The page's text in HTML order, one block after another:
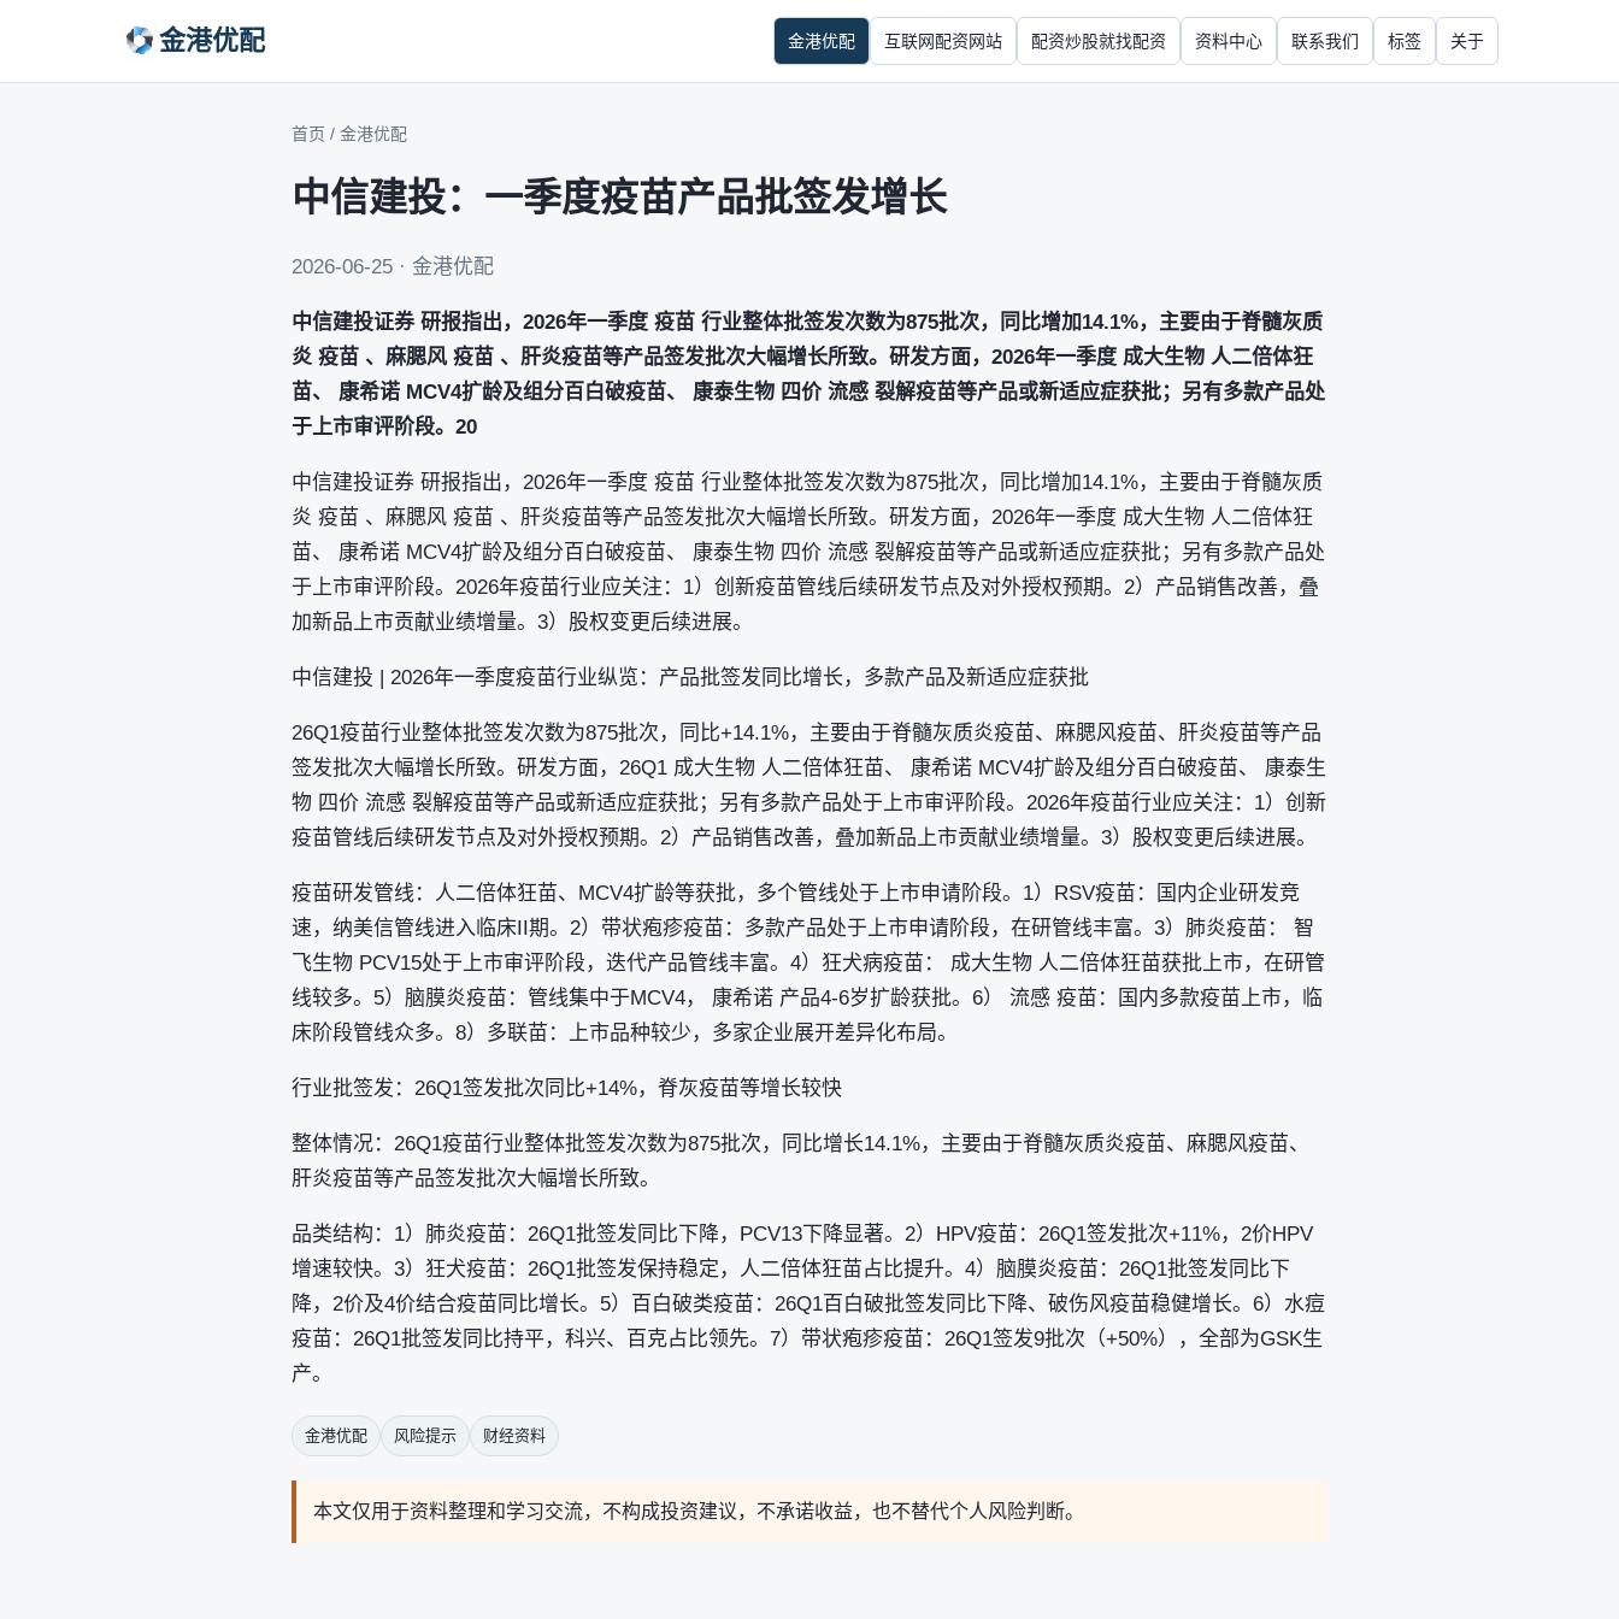
金港优配 金港优配 互联网配资网站 配资炒股就找配资 资料中心 联系我们 标签 关于
首页 / 金港优配
中信建投：一季度疫苗产品批签发增长
2026-06-25 · 金港优配
中信建投证券 研报指出，2026年一季度 疫苗 行业整体批签发次数为875批次，同比增加14.1%，主要由于脊髓灰质
炎 疫苗 、麻腮风 疫苗 、肝炎疫苗等产品签发批次大幅增长所致。研发方面，2026年一季度 成大生物 人二倍体狂
苗、 康希诺 MCV4扩龄及组分百白破疫苗、 康泰生物 四价 流感 裂解疫苗等产品或新适应症获批；另有多款产品处
于上市审评阶段。20
中信建投证券 研报指出，2026年一季度 疫苗 行业整体批签发次数为875批次，同比增加14.1%，主要由于脊髓灰质
炎 疫苗 、麻腮风 疫苗 、肝炎疫苗等产品签发批次大幅增长所致。研发方面，2026年一季度 成大生物 人二倍体狂
苗、 康希诺 MCV4扩龄及组分百白破疫苗、 康泰生物 四价 流感 裂解疫苗等产品或新适应症获批；另有多款产品处
于上市审评阶段。2026年疫苗行业应关注：1）创新疫苗管线后续研发节点及对外授权预期。2）产品销售改善，叠
加新品上市贡献业绩增量。3）股权变更后续进展。
中信建投 | 2026年一季度疫苗行业纵览：产品批签发同比增长，多款产品及新适应症获批
26Q1疫苗行业整体批签发次数为875批次，同比+14.1%，主要由于脊髓灰质炎疫苗、麻腮风疫苗、肝炎疫苗等产品
签发批次大幅增长所致。研发方面，26Q1 成大生物 人二倍体狂苗、 康希诺 MCV4扩龄及组分百白破疫苗、 康泰生
物 四价 流感 裂解疫苗等产品或新适应症获批；另有多款产品处于上市审评阶段。2026年疫苗行业应关注：1）创新
疫苗管线后续研发节点及对外授权预期。2）产品销售改善，叠加新品上市贡献业绩增量。3）股权变更后续进展。
疫苗研发管线：人二倍体狂苗、MCV4扩龄等获批，多个管线处于上市申请阶段。1）RSV疫苗：国内企业研发竞
速，纳美信管线进入临床II期。2）带状疱疹疫苗：多款产品处于上市申请阶段，在研管线丰富。3）肺炎疫苗： 智
飞生物 PCV15处于上市审评阶段，迭代产品管线丰富。4）狂犬病疫苗： 成大生物 人二倍体狂苗获批上市，在研管
线较多。5）脑膜炎疫苗：管线集中于MCV4， 康希诺 产品4-6岁扩龄获批。6） 流感 疫苗：国内多款疫苗上市，临
床阶段管线众多。8）多联苗：上市品种较少，多家企业展开差异化布局。
行业批签发：26Q1签发批次同比+14%，脊灰疫苗等增长较快
整体情况：26Q1疫苗行业整体批签发次数为875批次，同比增长14.1%，主要由于脊髓灰质炎疫苗、麻腮风疫苗、
肝炎疫苗等产品签发批次大幅增长所致。
品类结构：1）肺炎疫苗：26Q1批签发同比下降，PCV13下降显著。2）HPV疫苗：26Q1签发批次+11%，2价HPV
增速较快。3）狂犬疫苗：26Q1批签发保持稳定，人二倍体狂苗占比提升。4）脑膜炎疫苗：26Q1批签发同比下
降，2价及4价结合疫苗同比增长。5）百白破类疫苗：26Q1百白破批签发同比下降、破伤风疫苗稳健增长。6）水痘
疫苗：26Q1批签发同比持平，科兴、百克占比领先。7）带状疱疹疫苗：26Q1签发9批次（+50%），全部为GSK生
产。
金港优配 风险提示 财经资料
本文仅用于资料整理和学习交流，不构成投资建议，不承诺收益，也不替代个人风险判断。